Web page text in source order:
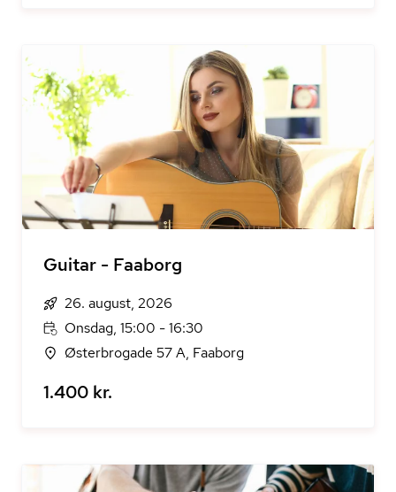
Guitar - Faaborg
26. august, 2026
Onsdag, 15:00 - 16:30
Østerbrogade 57 A, Faaborg
1.400 kr.